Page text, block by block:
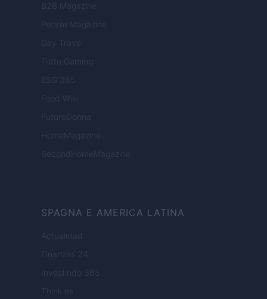
B2B Magazine
People Magazine
Day Travel
Tutto Gaming
ESG 365
Food Wiki
FuturoDonna
HomeMagazine
SecondHomeMagazine
SPAGNA E AMERICA LATINA
Actualidad
Finanzas 24
Investindo 365
Think.es